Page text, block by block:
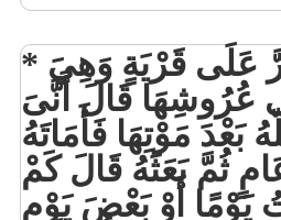
عُرُوشِهَا قَالَ أَنَّىَ
بَعْدَ مَوْتِهَا فَأَمَاتَهُ
ثُمَّ بَعَثَهُ قَالَ كَمْ
يَوْمًا أَوْ بَعْضَ يَوْمٍ